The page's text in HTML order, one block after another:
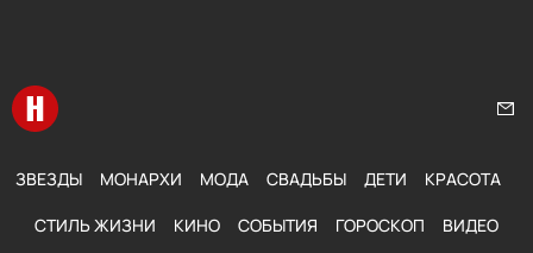
Перейти на главную
ЗВЕЗДЫ МОНАРХИ МОДА СВАДЬБЫ ДЕТИ КРАСОТА
СТИЛЬ ЖИЗНИ КИНО СОБЫТИЯ ГОРОСКОП ВИДЕО